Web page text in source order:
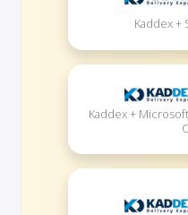
Kaddex +
Kaddex +